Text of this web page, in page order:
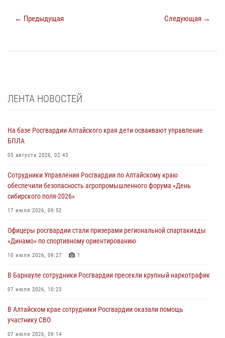
← Предыдущая Следующая →
ЛЕНТА НОВОСТЕЙ
На базе Росгвардии Алтайского края дети осваивают управление
БПЛА
03 августа 2026, 02:43
Сотрудники Управления Росгвардии по Алтайскому краю
обеспечили безопасность агропромышленного форума «День
сибирского поля-2026»
17 июля 2026, 09:52
Офицеры росгвардии стали призерами региональной спартакиады
«Динамо» по спортивному ориентированию
10 июля 2026, 09:27 1
В Барнауле сотрудники Росгвардии пресекли крупный наркотрафик
07 июля 2026, 10:23
В Алтайском крае сотрудники Росгвардии оказали помощь
участнику СВО
07 июля 2026, 09:14